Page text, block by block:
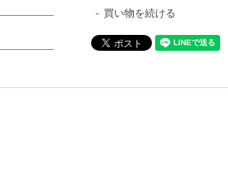
買い物を続ける